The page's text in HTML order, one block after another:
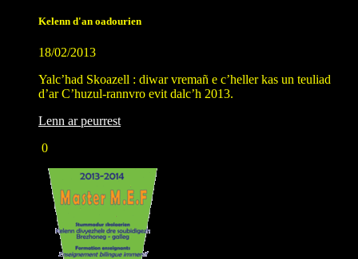
Kelenn d'an oadourien
18/02/2013
Yalc’had Skoazell : diwar vremañ e c’heller kas un teuliad
d’ar C’huzul-rannvro evit dalc’h 2013.
Lenn ar peurrest
0